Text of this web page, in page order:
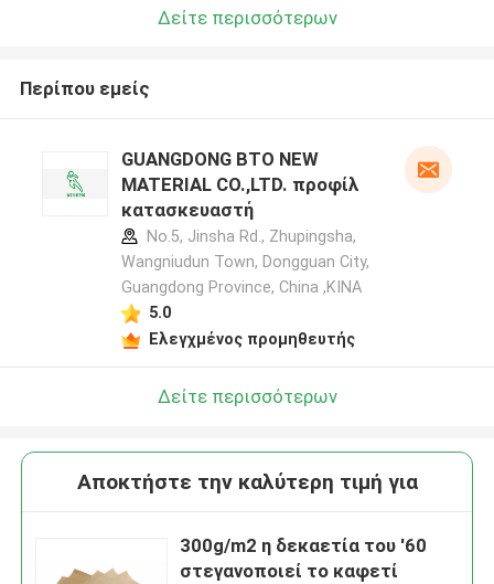
Δείτε περισσότερων
Περίπου εμείς
GUANGDONG BTO NEW
MATERIAL CO.,LTD. προφίλ
κατασκευαστή
No.5, Jinsha Rd., Zhupingsha,
Wangniudun Town, Dongguan City,
Guangdong Province, China ,ΚΙΝΑ
5.0
Ελεγχμένος προμηθευτής
Δείτε περισσότερων
Αποκτήστε την καλύτερη τιμή για
300g/m2 η δεκαετία του '60
στεγανοποιεί το καφετί